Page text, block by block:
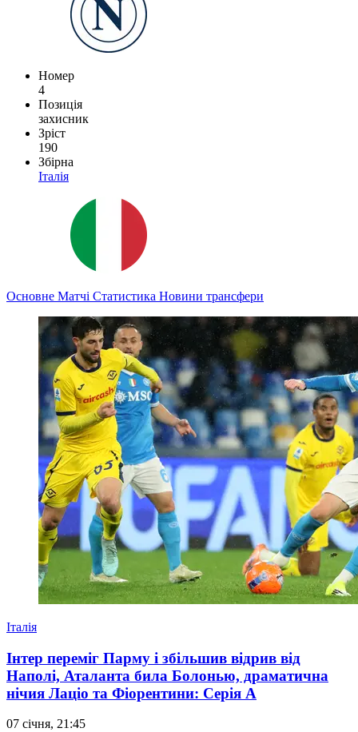
Номер
4
Позиція
захисник
Зріст
190
Збірна
Італія
Основне Матчі Статистика Новини трансфери
Італія
Інтер переміг Парму і збільшив відрив від
Наполі, Аталанта била Болонью, драматична
нічия Лаціо та Фіорентини: Серія А
07 січня, 21:45